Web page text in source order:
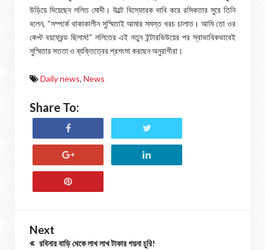
উড়িয়ে দিয়েছেন ললিত মোদী। উল্টে বিস্ফোরক দাবি করে রসিকতার সুরে তিনি
বলেন, “সম্পর্কে থাকাকালীন সুস্মিতাই আমার সমস্ত খরচ চালাত। আমি তো ওর
কেপ্ট বয়ফ্রেন্ড ছিলাম!” ললিতের এই নতুন ইন্টারভিউয়ের পর স্বাভাবিকভাবেই
সুস্মিতার সততা ও ব্যক্তিত্বের প্রশংসা করছেন অনুরাগীরা।
Daily news, News
Share To:
Next
রবিনার বাড়ি থেকে লাখ লাখ টাকার গয়না চুরি!